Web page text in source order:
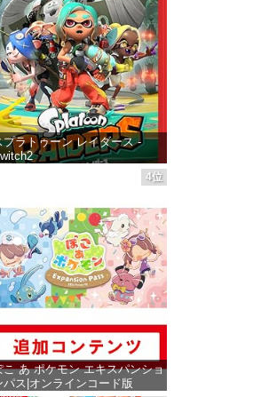
プラトゥーン レイダース -
価格：¥6,449
4位
こ あ ポケモン エキスパンショ
パス|オンラインコード版